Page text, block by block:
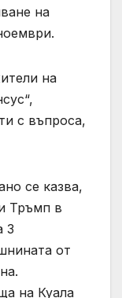
на
на
с въпроса,
се казва,
Тръмп в
3
от
на Куала